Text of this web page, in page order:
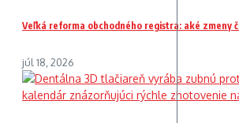
Veľká reforma obchodného registra: aké zmeny
júl 18, 2026